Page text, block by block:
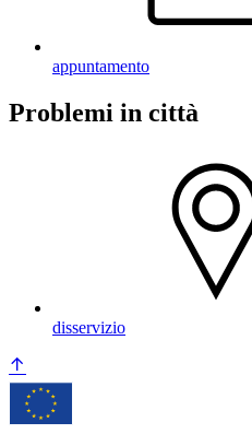
appuntamento
Problemi in città
disservizio